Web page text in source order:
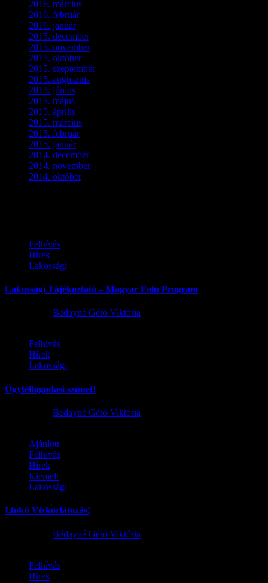
2016. március
2016. február(3)
2016. január(2)
2015. december(1)
2015. november(4)
2015. október(4)
2015. szeptember(5)
2015. augusztus
2015. június
2015. május
2015. április
2015. március
2015. február(2)
2015. január(5)
2014. december(4)
2014. november(1)
2014. október(2)
Felhívás
Hírek
Lakossági
Lakossági Tájékoztató – Magyar Falu Program
Bédayné Géró Viktória
Felhívás
Hírek
Lakossági
Ügyfélfogadási szünet!
Bédayné Géró Viktória
Ajánlott
Felhívás
Hírek
Kiemelt
Lakossági
I.fokú Vízkorlátozás!
Bédayné Géró Viktória
Felhívás
Hírek